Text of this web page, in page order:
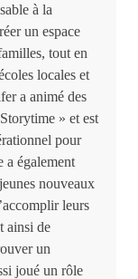
à la
un espace
tout en
locales et
a animé des
» et est
pour
a également
nouveaux
leurs
ainsi de
un
joué un rôle